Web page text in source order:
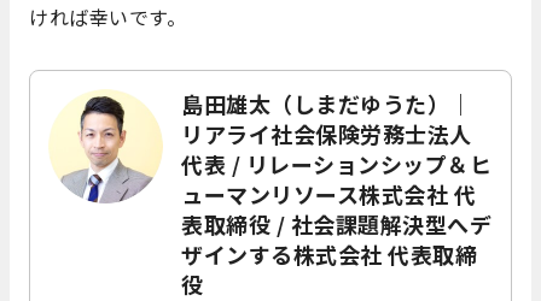
ければ幸いです。
島田雄太（しまだゆうた）｜
リアライ社会保険労務士法人
代表 / リレーションシップ＆ヒ
ューマンリソース株式会社 代
表取締役 / 社会課題解決型へデ
ザインする株式会社 代表取締
役